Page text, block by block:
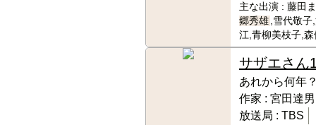
主な出演 : 藤田
郷秀雄 ,雪代敬
江,青柳美枝子,
サザエさん
あれから何年
作家 : 宮田達男
放送局 : TBS